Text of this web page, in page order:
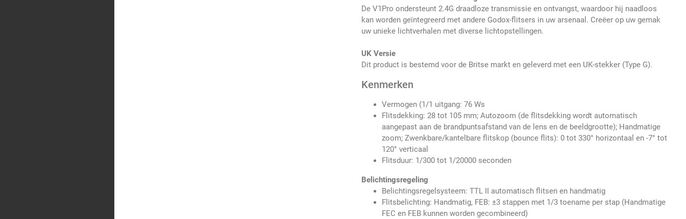
De V1Pro ondersteunt 2.4G draadloze transmissie en ontvangst, waardoor hij naadloos
kan worden geïntegreerd met andere Godox-flitsers in uw arsenaal. Creëer op uw gemak
uw unieke lichtverhalen met diverse lichtopstellingen.
UK Versie
Dit product is bestemd voor de Britse markt en geleverd met een UK-stekker (Type G).
Kenmerken
Vermogen (1/1 uitgang: 76 Ws
Flitsdekking: 28 tot 105 mm; Autozoom (de flitsdekking wordt automatisch
aangepast aan de brandpuntsafstand van de lens en de beeldgrootte); Handmatige
zoom; Zwenkbare/kantelbare flitskop (bounce flits): 0 tot 330° horizontaal en -7° tot
120° verticaal
Flitsduur: 1/300 tot 1/20000 seconden
Belichtingsregeling
Belichtingsregelsysteem: TTL II automatisch flitsen en handmatig
Flitsbelichting: Handmatig, FEB: ±3 stappen met 1/3 toename per stap (Handmatige
FEC en FEB kunnen worden gecombineerd)